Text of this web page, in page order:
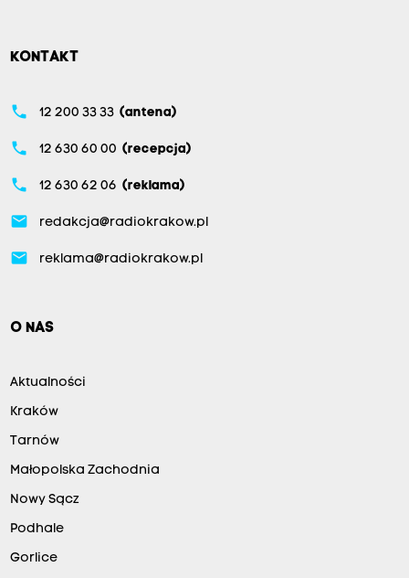
KONTAKT
phone 12 200 33 33 (antena)
phone 12 630 60 00 (recepcja)
phone 12 630 62 06 (reklama)
email redakcja@radiokrakow.pl
email reklama@radiokrakow.pl
O NAS
Aktualności
Kraków
Tarnów
Małopolska Zachodnia
Nowy Sącz
Podhale
Gorlice